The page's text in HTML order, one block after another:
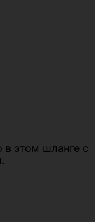
этом шланге с